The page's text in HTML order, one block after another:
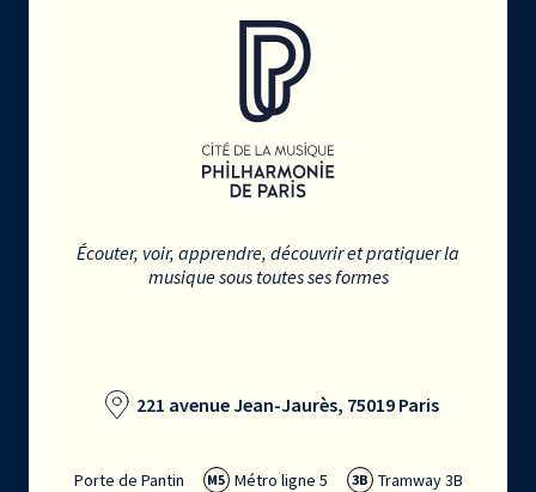
Écouter, voir, apprendre, découvrir et pratiquer la
musique sous toutes ses formes
221 avenue Jean-Jaurès, 75019 Paris
Porte de Pantin M5 Métro ligne 5 3B Tramway 3B